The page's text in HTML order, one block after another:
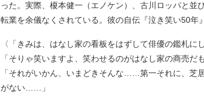
った。実際、榎本健一（エノケン）、古川ロッパと
転業を余儀なくされている。彼の自伝『泣き笑い50年
〈「きみは、はなし家の看板をはずして俳優の鑑札
「そりゃ笑いますよ、笑わせるのがはなし家の商売だ
「それがいかん、いまどきそんな……第一それに、芝
がない……」